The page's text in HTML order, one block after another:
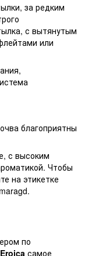
за редким
с вытянутым
или
благоприятны
с высоким
Чтобы
на этикетке
по
Eroica самое